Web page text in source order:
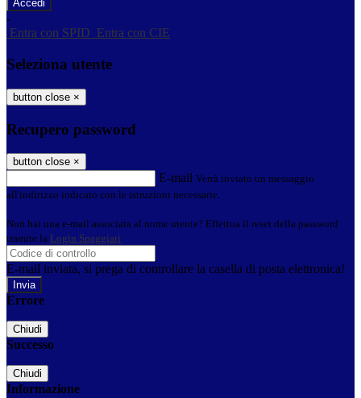
-
Entra con SPID Entra con CIE
Seleziona utente
button close ×
Recupero password
button close ×
E-mail Verrà inviato un messaggio
all'indirizzo indicato con le istruzioni necessarie.
Non hai una e-mail associata al nome utente? Effettua il reset della password
tramite la Login Spaggiari
E-mail inviata, si prega di controllare la casella di posta elettronica!
Errore
Chiudi
Successo
Chiudi
Informazione